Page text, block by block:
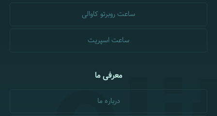
ساعت روبرتو کاوالی
ساعت اسپریت
معرفی ما
درباره ما